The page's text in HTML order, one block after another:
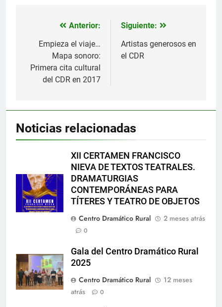
Navegación
entradas
Anterior:
Empieza el viaje…
Mapa sonoro:
Primera cita cultural
del CDR en 2017
Siguiente:
Artistas generosos en
el CDR
Noticias relacionadas
XII CERTAMEN FRANCISCO
NIEVA DE TEXTOS TEATRALES.
DRAMATURGIAS
CONTEMPORÁNEAS PARA
TÍTERES Y TEATRO DE OBJETOS
Centro Dramático Rural
2 meses atrás
0
Gala del Centro Dramático Rural
2025
Centro Dramático Rural
12 meses
atrás
0